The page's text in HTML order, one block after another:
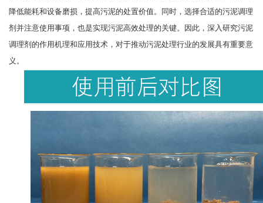
降低能耗和设备磨损，提高污泥的处置价值。同时，选择合适的污泥调理
剂并注意使用事项，也是实现污泥高效处理的关键。因此，深入研究污泥
调理剂的作用机理和应用技术，对于推动污泥处理行业的发展具有重要意
义。